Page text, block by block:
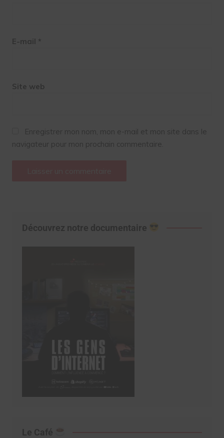
E-mail *
Site web
Enregistrer mon nom, mon e-mail et mon site dans le
navigateur pour mon prochain commentaire.
Découvrez notre documentaire
Le Café